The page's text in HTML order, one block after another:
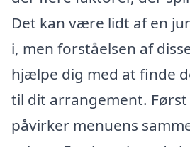
Det kan være lidt af en
i, men forståelsen af
hjælpe dig med at finde
til dit arrangement.
påvirker menuens